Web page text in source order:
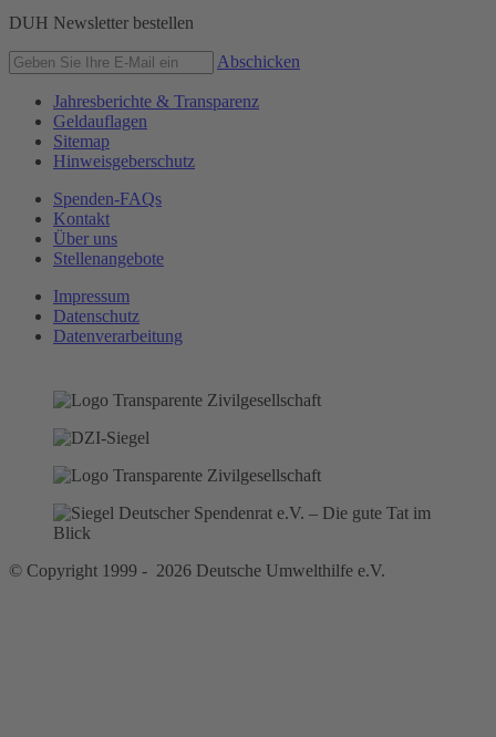
DUH Newsletter bestellen
Abschicken
Jahresberichte & Transparenz
Geldauflagen
Sitemap
Hinweisgeberschutz
Spenden-FAQs
Kontakt
Über uns
Stellenangebote
Impressum
Datenschutz
Datenverarbeitung
© Copyright 1999 - 2026 Deutsche Umwelthilfe e.V.